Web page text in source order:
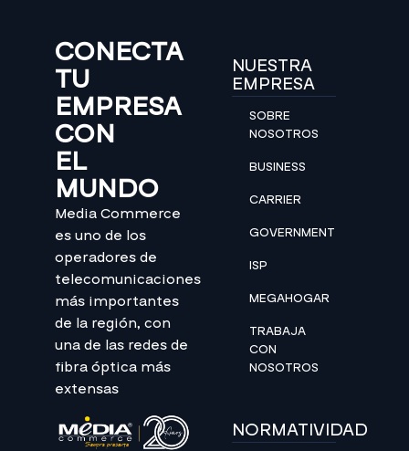
CONECTA
TU
EMPRESA
CON
EL
MUNDO
Media Commerce
es uno de los
operadores de
telecomunicaciones
más importantes
de la región, con
una de las redes de
fibra óptica más
extensas
NUESTRA
EMPRESA
SOBRE
NOSOTROS
BUSINESS
CARRIER
GOVERNMENT
ISP
MEGAHOGAR
TRABAJA
CON
NOSOTROS
NORMATIVIDAD